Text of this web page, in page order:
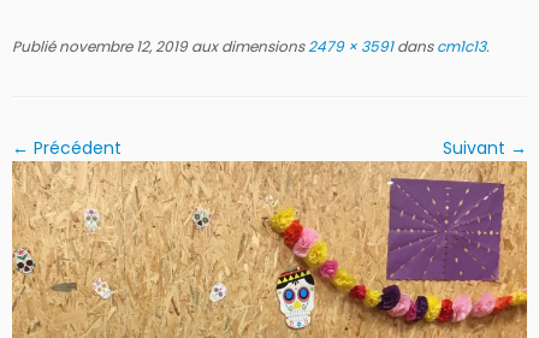
Publié novembre 12, 2019aux dimensions2479 × 3591danscm1c13.
← Précédent Suivant →